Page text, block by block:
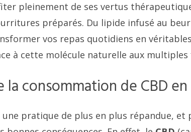
pleinement de ses vertus
préparés. Du lipide infusé au
vos repas quotidiens en
à cette molécule naturelle aux multiples
la consommation de CBD
une pratique de plus en plus répandue, et